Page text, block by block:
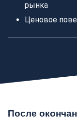
рынка
Ценовое
После